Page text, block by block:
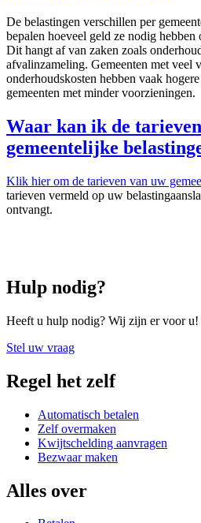
De belastingen verschillen per
bepalen hoeveel geld ze nodig
Dit hangt af van zaken zoals
afvalinzameling. Gemeenten met veel
onderhoudskosten hebben vaak
gemeenten met minder voorzieningen.
Waar kan ik de
gemeentelijke
Klik hier om de tarieven van uw
tarieven vermeld op uw
ontvangt.
Hulp nodig?
Heeft u hulp nodig? Wij zijn er voor u!
Stel uw vraag
Regel het zelf
Automatisch betalen
Zelf overmaken
Kwijtschelding aanvragen
Bezwaar maken
Alles over